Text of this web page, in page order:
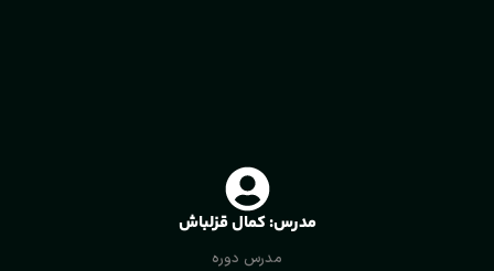
مدرس: کمال قزلباش
مدرس دوره